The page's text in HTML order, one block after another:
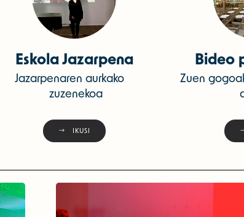
Eskola Jazarpena
Jazarpenaren aurkako
zuzenekoa
IKUSI
Bideo
Zuen